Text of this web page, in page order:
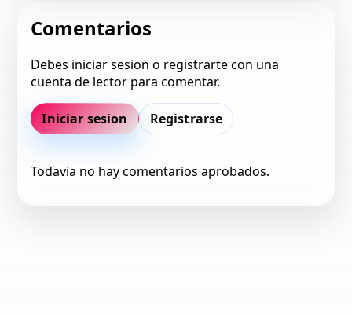
Comentarios
Debes iniciar sesion o registrarte con una
cuenta de lector para comentar.
Iniciar sesion Registrarse
Todavia no hay comentarios aprobados.